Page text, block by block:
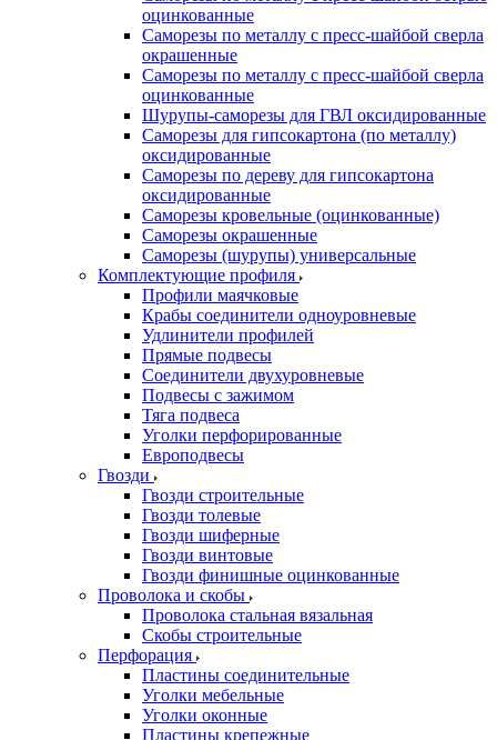
оцинкованные
Саморезы по металлу с пресс-шайбой сверла
окрашенные
Саморезы по металлу с пресс-шайбой сверла
оцинкованные
Шурупы-саморезы для ГВЛ оксидированные
Саморезы для гипсокартона (по металлу)
оксидированные
Саморезы по дереву для гипсокартона
оксидированные
Саморезы кровельные (оцинкованные)
Саморезы окрашенные
Саморезы (шурупы) универсальные
Комплектующие профиля
Профили маячковые
Крабы соединители одноуровневые
Удлинители профилей
Прямые подвесы
Соединители двухуровневые
Подвесы с зажимом
Тяга подвеса
Уголки перфорированные
Европодвесы
Гвозди
Гвозди строительные
Гвозди толевые
Гвозди шиферные
Гвозди винтовые
Гвозди финишные оцинкованные
Проволока и скобы
Проволока стальная вязальная
Скобы строительные
Перфорация
Пластины соединительные
Уголки мебельные
Уголки оконные
Пластины крепежные